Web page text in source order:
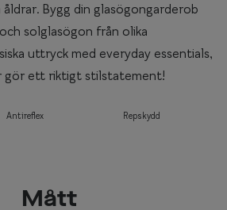
Bygg din glasögongarderob
solglasögon från olika
uttryck med everyday essentials,
gör ett riktigt stilstatement!
Antireflex Repskydd
Mått